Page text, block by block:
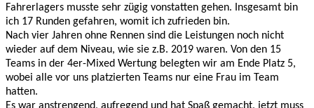
Fahrerlagers musste sehr zügig vonstatten gehen. Insgesamt bin
ich 17 Runden gefahren, womit ich zufrieden bin.
Nach vier Jahren ohne Rennen sind die Leistungen noch nicht
wieder auf dem Niveau, wie sie z.B. 2019 waren. Von den 15
Teams in der 4er-Mixed Wertung belegten wir am Ende Platz 5,
wobei alle vor uns platzierten Teams nur eine Frau im Team
hatten.
Es war anstrengend, aufregend und hat Spaß gemacht, jetzt muss